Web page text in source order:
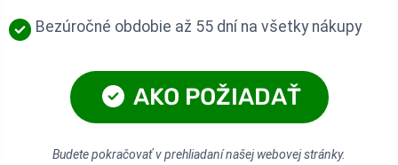
Bezúročné obdobie až 55 dní na všetky nákupy
AKO POŽIADAŤ
Budete pokračovať v prehliadaní našej webovej stránky.